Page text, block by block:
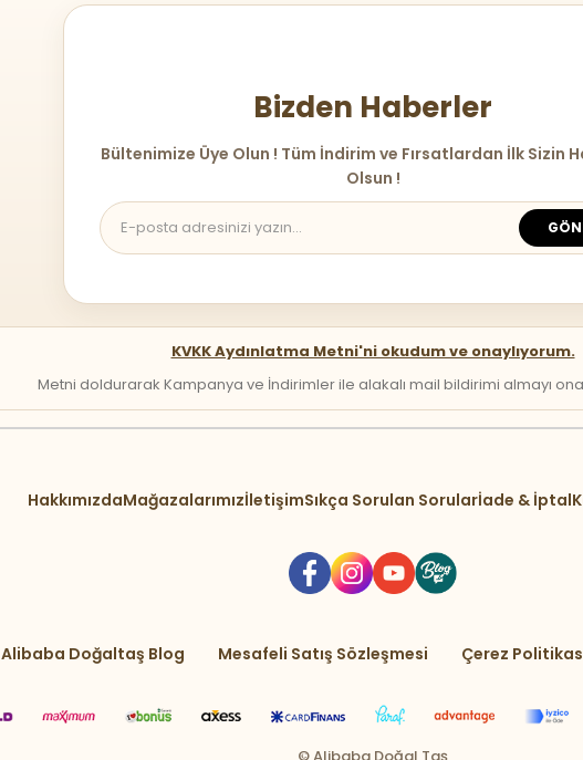
Bizden Haberler
Bültenimize Üye Olun ! Tüm İndirim ve Fırsatlardan İlk Sizin
Olsun !
KVKK Aydınlatma Metni'ni okudum ve onaylıyorum.
Metni doldurarak Kampanya ve İndirimler ile alakalı mail bildirimi almayı
HakkımızdaMağazalarımızİletişimSıkça Sorulan Sorularİade & İptal
Alibaba Doğaltaş Blog Mesafeli Satış Sözleşmesi Çerez